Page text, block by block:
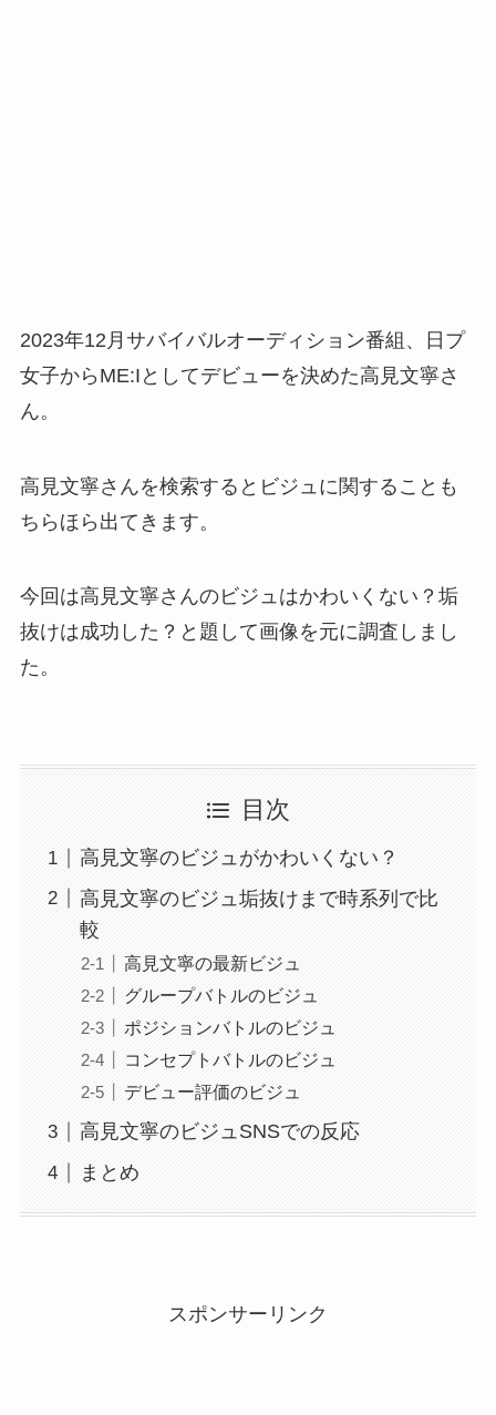
2023年12月サバイバルオーディション番組、日プ
女子からME:Iとしてデビューを決めた高見文寧さ
ん。
高見文寧さんを検索するとビジュに関することも
ちらほら出てきます。
今回は高見文寧さんのビジュはかわいくない？垢
抜けは成功した？と題して画像を元に調査しまし
た。
目次
高見文寧のビジュがかわいくない？
高見文寧のビジュ垢抜けまで時系列で比
較
高見文寧の最新ビジュ
グループバトルのビジュ
ポジションバトルのビジュ
コンセプトバトルのビジュ
デビュー評価のビジュ
高見文寧のビジュSNSでの反応
まとめ
スポンサーリンク